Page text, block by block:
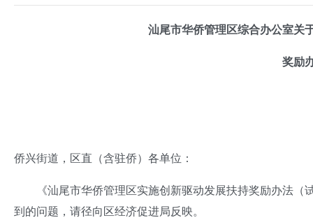
汕尾市华侨管理区综合办公室关
奖励
侨兴街道，区直（含驻侨）各单位：
《汕尾市华侨管理区实施创新驱动发展扶持奖励办法（
到的问题，请径向区经济促进局反映。